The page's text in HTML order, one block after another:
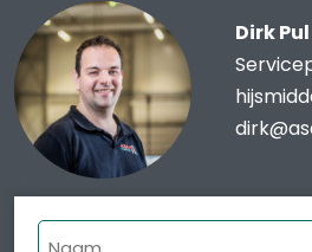
Dirk Pul
Naam